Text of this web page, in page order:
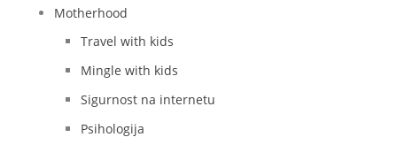
Motherhood
Travel with kids
Mingle with kids
Sigurnost na internetu
Psihologija